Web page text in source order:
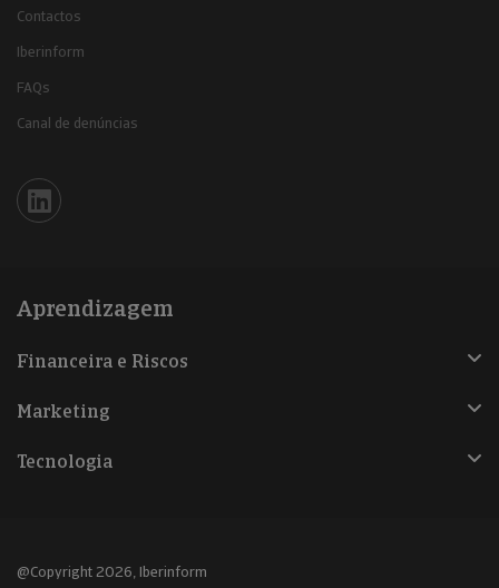
Contactos
Iberinform
FAQs
Canal de denúncias
Iberinform en Linkedin
Aprendizagem
Financeira e Riscos
Marketing
Tecnologia
@Copyright 2026, Iberinform